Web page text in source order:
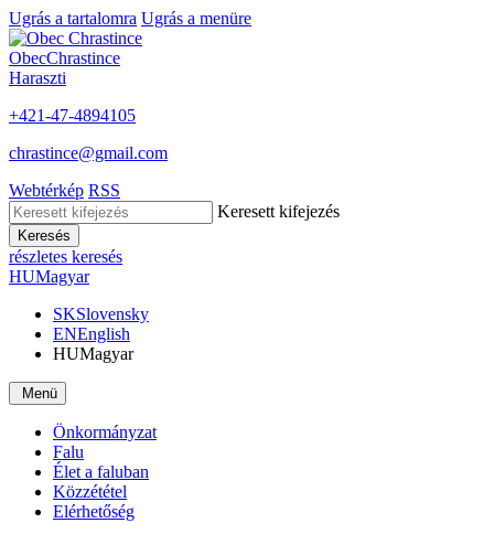
Ugrás a tartalomra Ugrás a menüre
ObecChrastince
Haraszti
+421-47-4894105
chrastince@gmail.com
Webtérkép RSS
Keresett kifejezés
Keresés
részletes keresés
HUMagyar
SKSlovensky
ENEnglish
HUMagyar
Menü
Önkormányzat
Falu
Élet a faluban
Közzététel
Elérhetőség